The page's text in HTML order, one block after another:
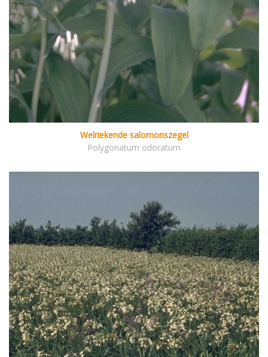
Welriekende salomonszegel
Polygonatum odoratum